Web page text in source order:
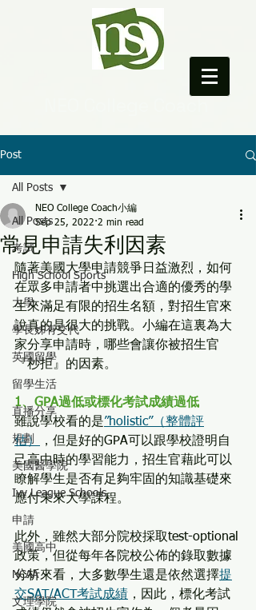
Post
All Posts
考試
High School Sports
大學
學長姊有交代
英國留學
留學生活
直播分享
規劃
美國醫學院
Ivy League Schools
申請
美國高中
NCAA
文理學院
All Posts
常見申請失利因素
NEO College Coach小編
Sep 25, 2022 2 min read
隨著美國大學申請競爭日益激烈，如何
在眾多申請者中挑選出合適的優秀的學
生來滿足有限的招生名額，對招生官來
說真的是很大的挑戰。小編在這裏為大
家分享申請時，哪些會讓你被招生官
『秒拒』的因素。
1、GPA過低或標化考試成績過低
雖說學校看的是”holistic”（整體評
估）
，但是好的GPA可以跟學校證明自
己高中時的學習能力，招生官藉此可以
瞭解學生是否有足夠牢固的知識基礎來
應付未來大學課程。
此外，雖然大部分院校採取test-optional
政策，但從每年各院校公佈的錄取數據
分析來看，大多數學生還是依然選擇提
交SAT/ACT考試成績 ，因此，標化考試